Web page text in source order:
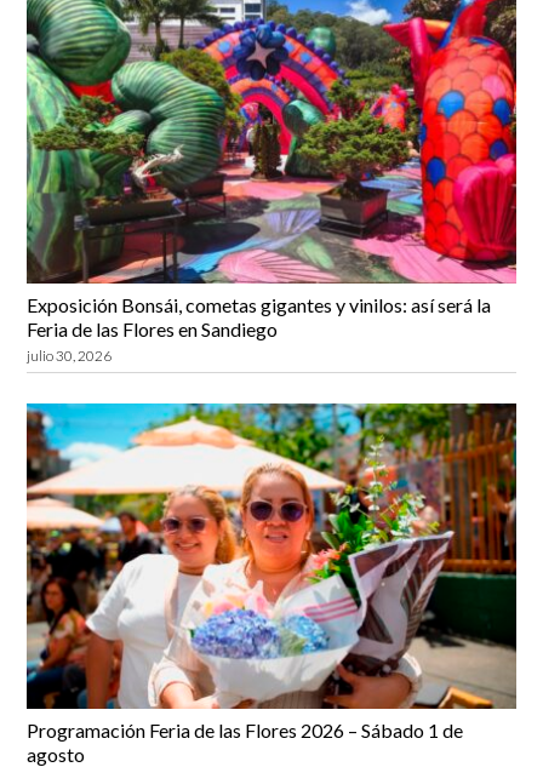
Exposición Bonsái, cometas gigantes y vinilos: así será la
Feria de las Flores en Sandiego
julio 30, 2026
Programación Feria de las Flores 2026 – Sábado 1 de
agosto